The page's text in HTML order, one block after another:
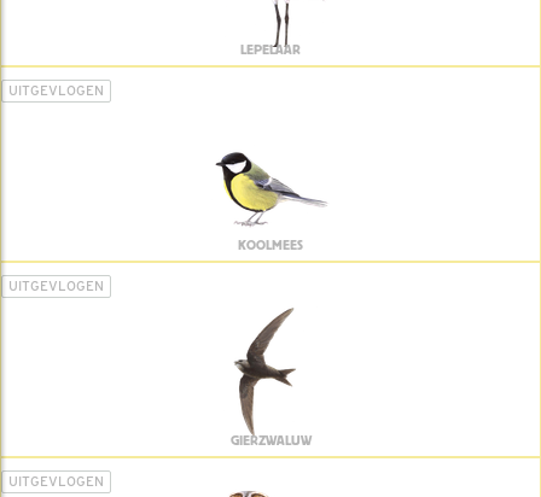
LEPELAAR
UITGEVLOGEN
KOOLMEES
UITGEVLOGEN
GIERZWALUW
UITGEVLOGEN